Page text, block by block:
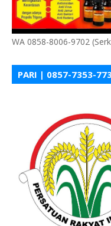
WA 0858-8006-9702
PARI | 0857-7353-